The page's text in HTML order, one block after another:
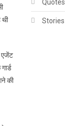
थी
एजेंट
की
Quotes
Stories